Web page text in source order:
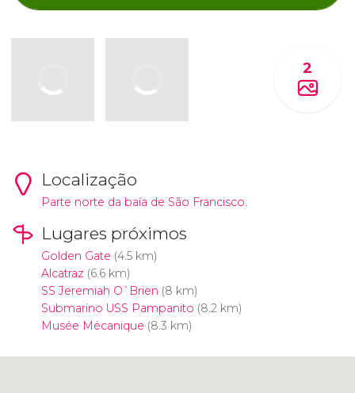
2
Localização
Parte norte da baía de São Francisco.
Lugares próximos
Golden Gate (4.5 km)
Alcatraz (6.6 km)
SS Jeremiah O`Brien (8 km)
Submarino USS Pampanito (8.2 km)
Musée Mécanique (8.3 km)